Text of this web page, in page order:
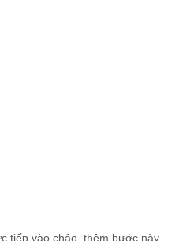
tiếp vào chảo, thêm bước này